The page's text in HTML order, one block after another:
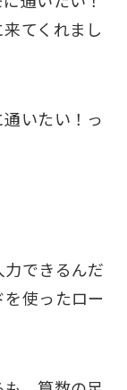
てくれまし
いたい！っ
できるんだ
使ったロー